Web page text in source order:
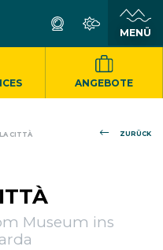
ANGEBOTE
ZURÜCK
CITTÀ
Museum ins